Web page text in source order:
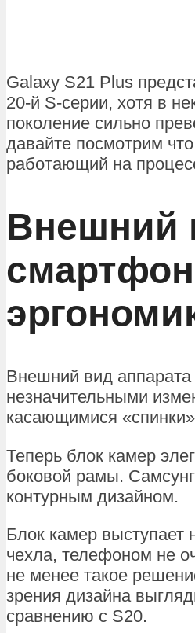
Galaxy S21 Plus
20-й S-серии, хотя в
поколение сильно
давайте посмотрим
работающий на
Внешний
Внешний вид аппарата
незначительными
касающимися «спинки»
Теперь блок камер
боковой рамы.
контурным дизайном.
Блок камер выступает
чехла, телефоном не
не менее такое
зрения дизайна
сравнению с S20.